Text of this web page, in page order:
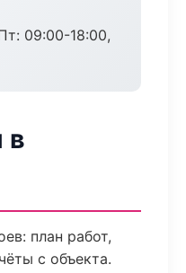
09:00-18:00,
в
план работ,
с объекта.